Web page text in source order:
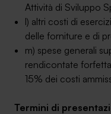
Attività di Sviluppo
l) altri costi di
delle forniture e di
m) spese generali
rendicontate
15% dei costi
Termini di